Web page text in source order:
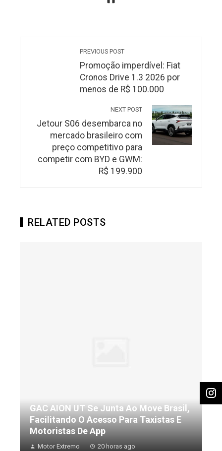
PREVIOUS POST
Promoção imperdível: Fiat
Cronos Drive 1.3 2026 por
menos de R$ 100.000
NEXT POST
Jetour S06 desembarca no
mercado brasileiro com
preço competitivo para
competir com BYD e GWM:
R$ 199.900
RELATED POSTS
GAC AION UT Se Junta Ao Move Brasil,
Facilitando O Acesso Para Taxistas E
Motoristas De App
Motor Extremo 20 horas ago